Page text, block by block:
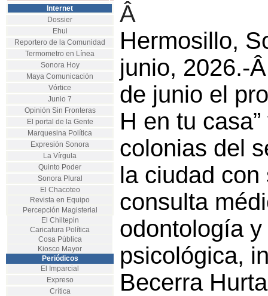
Internet
Dossier
Ehui
Reportero de la Comunidad
Termometro en Línea
Sonora Hoy
Maya Comunicación
Vórtice
Junio 7
Opinión Sin Fronteras
El portal de la Gente
Marquesina Política
Expresión Sonora
La Vírgula
Quinto Poder
Sonora Plural
El Chacoteo
Revista en Equipo
Percepción Magisterial
El Chiltepin
Caricatura Política
Cosa Pública
Kiosco Mayor
Periódicos
El Imparcial
Expreso
Crítica
Â
Hermosillo,
junio, 2026.-
de junio el
H en tu
colonias del
la ciudad
consulta
odontología
psicológica,
Becerra